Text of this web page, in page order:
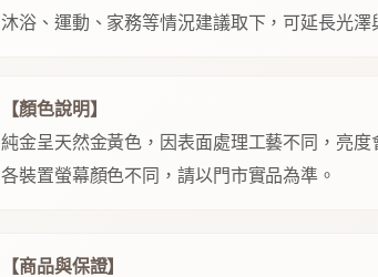
沐浴、運動、家務等情況建議取下，可延長光澤
【顏色說明】
純金呈天然金黃色，因表面處理工藝不同，亮度
各裝置螢幕顏色不同，請以門市實品為準。
【商品與保證】